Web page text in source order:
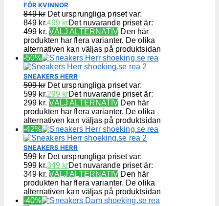
FÖR KVINNOR
849kr Det ursprungliga priset var:
849 kr.499 krDet nuvarande priset är:
499 kr. VÄLJ ALTERNATIV Den här
produkten har flera varianter. De olika
alternativen kan väljas på produktsidan
-50%
SNEAKERS HERR
599kr Det ursprungliga priset var:
599 kr.299 krDet nuvarande priset är:
299 kr. VÄLJ ALTERNATIV Den här
produkten har flera varianter. De olika
alternativen kan väljas på produktsidan
-42%
SNEAKERS HERR
599kr Det ursprungliga priset var:
599 kr.349 krDet nuvarande priset är:
349 kr. VÄLJ ALTERNATIV Den här
produkten har flera varianter. De olika
alternativen kan väljas på produktsidan
-40%